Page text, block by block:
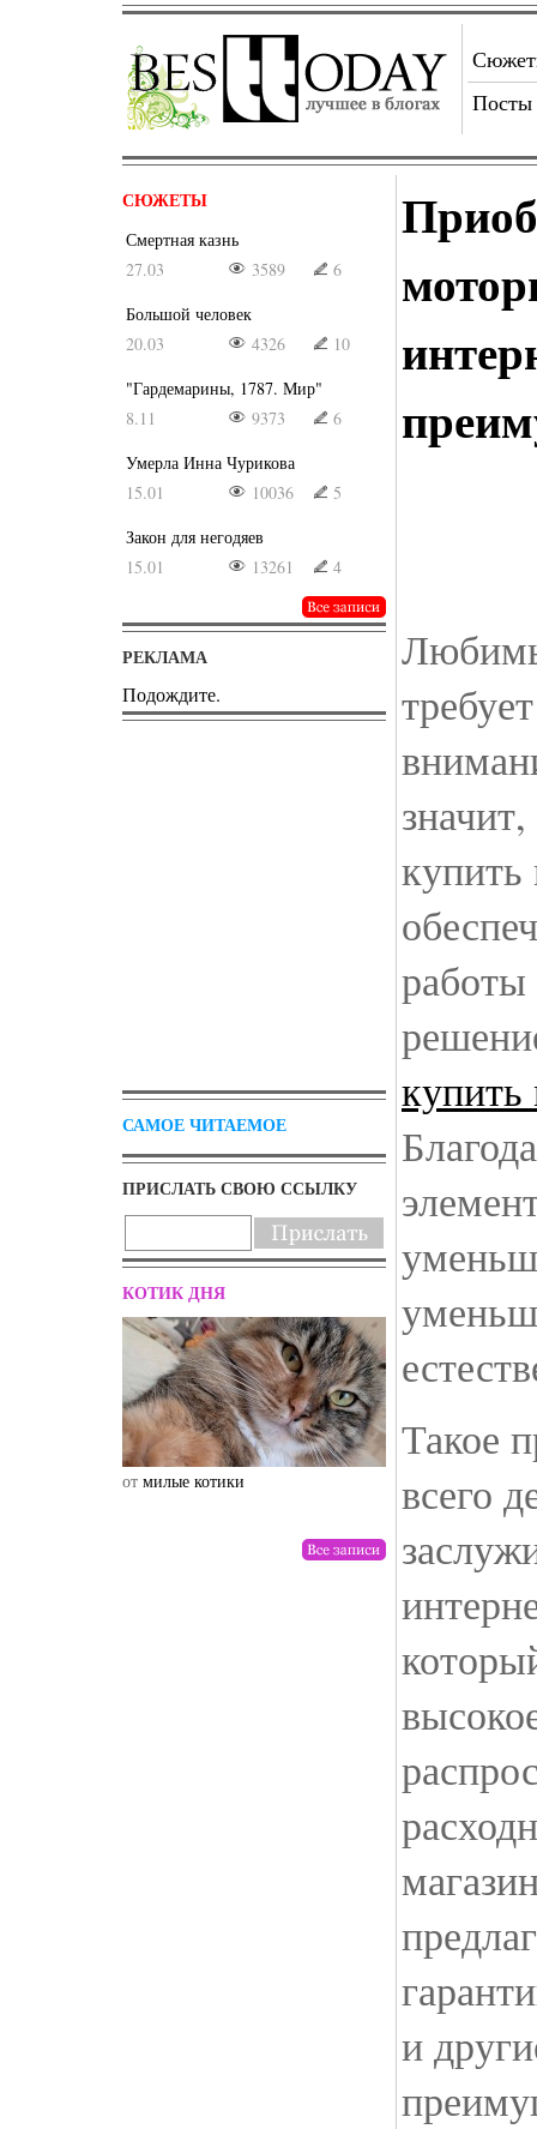
Посты
СЮЖЕТЫ
Смертная казнь
27.03
3589
6
Большой человек
20.03
4326
10
"Гардемарины, 1787. Мир"
8.11
9373
6
Умерла Инна Чурикова
15.01
10036
5
Закон для негодяев
15.01
13261 4
РЕКЛАМА
Подождите.
САМОЕ ЧИТАЕМОЕ
ПРИСЛАТЬ СВОЮ ССЫЛКУ
КОТИК ДНЯ
от милые котики
Такое
всего
и